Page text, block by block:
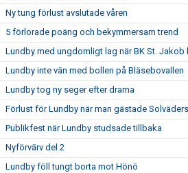
Ny tung förlust avslutade våren
5 förlorade poäng och bekymmersam trend
Lundby med ungdomligt lag när BK St. Jakob
Lundby inte vän med bollen på Bläsebovallen
Lundby tog ny seger efter drama
Förlust för Lundby när man gästade Solväders
Publikfest när Lundby studsade tillbaka
Nyförvärv del 2
Lundby föll tungt borta mot Hönö